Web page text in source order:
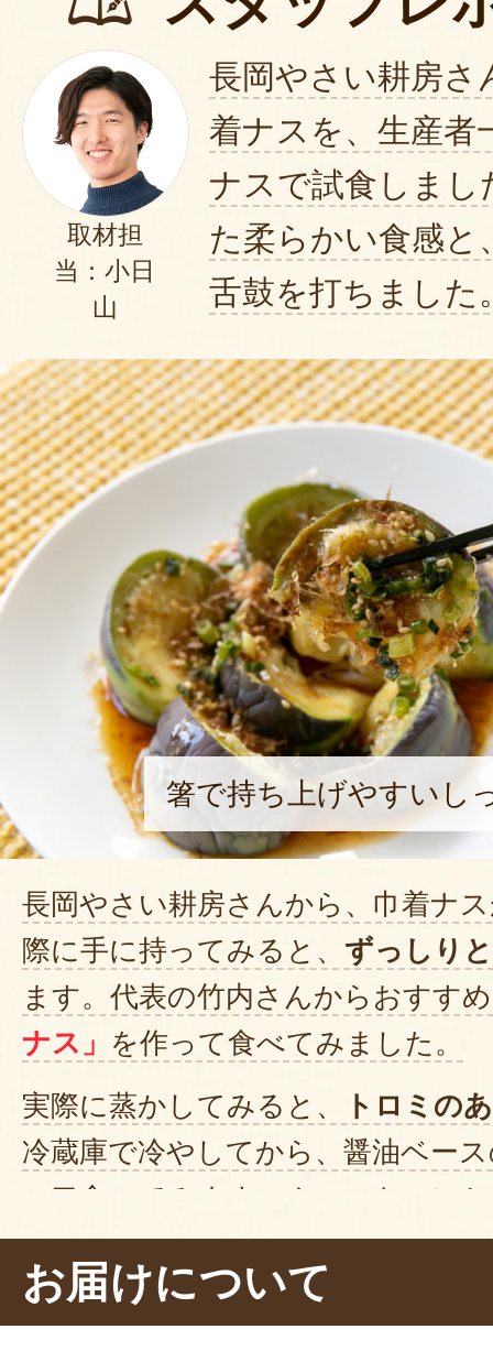
取材担
当：小日
山
長岡やさい耕房さ
着ナスを、生産者
ナスで試食しまし
た柔らかい食感と
舌鼓を打ちました
箸で持ち上げやすいし
長岡やさい耕房さんから、巾着ナ
際に手に持ってみると、 ずっしり
ます。代表の竹内さんからおすす
ナス」
を作って食べてみました。
実際に蒸かしてみると、
トロミの
冷蔵庫で冷やしてから、醤油ベー
一口食べてみます。ん～。トロン
ありながらも、実はしっかりとし
えの良さも感じます。ナスの濃厚
お届けについて